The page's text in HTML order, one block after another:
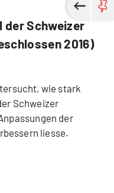
der Schweizer
2016)
wie stark
Schweizer
der
liesse.